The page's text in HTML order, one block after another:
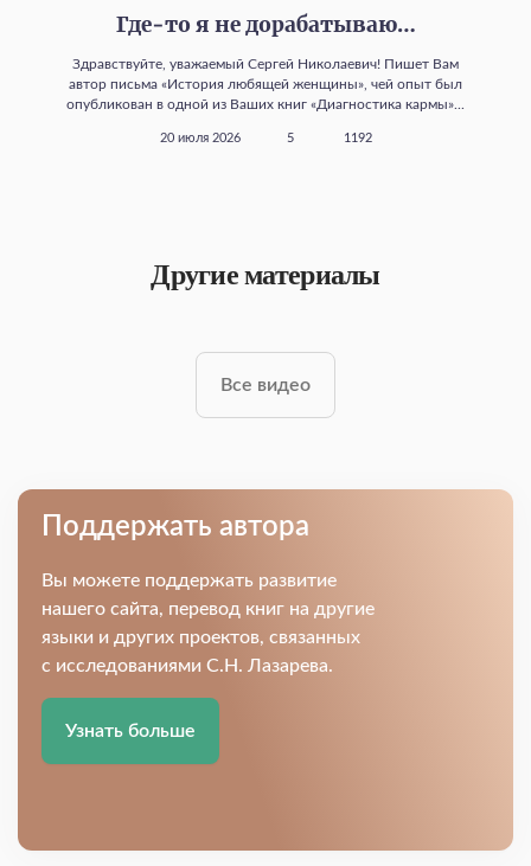
Где‑то я не дорабатываю…
Здравствуйте, уважаемый Сергей Николаевич! Пишет Вам
автор письма «История любящей женщины», чей опыт был
опубликован в одной из Ваших книг «Диагностика кармы»...
20 июля 2026 5 1192
Другие материалы
Все видео
Поддержать автора
Вы можете поддержать развитие
нашего сайта, перевод книг на другие
языки и других проектов, связанных
с исследованиями С.Н. Лазарева.
Узнать больше